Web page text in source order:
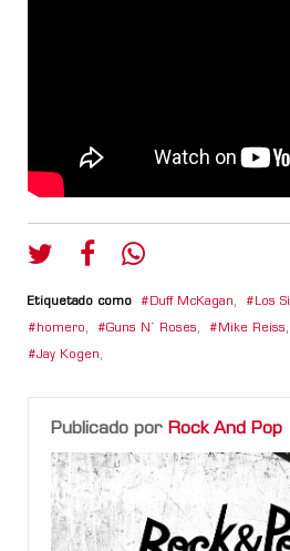
Etiquetado como Duff McKagan, Los
homero, Guns N` Roses, Mike Reiss,
Jay Kogen,
Publicado por Rock And Pop